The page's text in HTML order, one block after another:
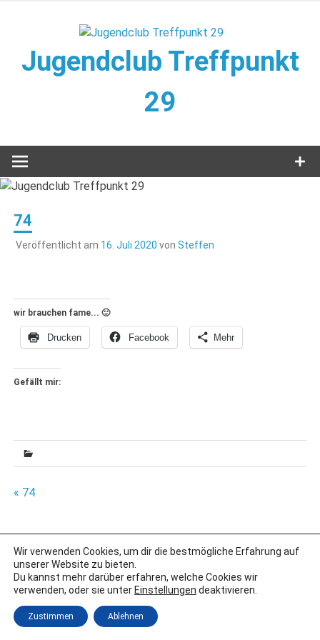
Jugendclub Treffpunkt
29
74
Veröffentlicht am 16. Juli 2020 von Steffen
wir brauchen fame... 🙂
Drucken Facebook Mehr
Gefällt mir:
Beitragsnavigation
« 74
IMPRESSUM
DATENSCHUTZERKLÄRUNG
Erstellt mitWordPress
Wir verwenden Cookies, um dir die bestmögliche Erfahrung auf
unserer Website zu bieten.
Du kannst mehr darüber erfahren, welche Cookies wir
verwenden, oder sie unter Einstellungen deaktivieren.
Zustimmen Ablehnen